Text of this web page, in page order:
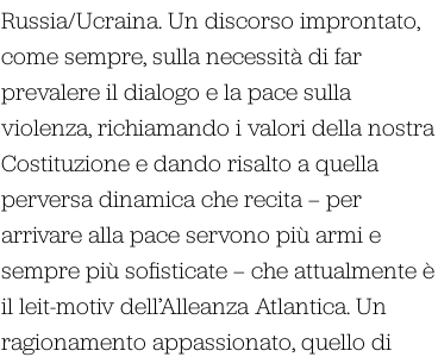
Russia/Ucraina. Un discorso improntato,
come sempre, sulla necessità di far
prevalere il dialogo e la pace sulla
violenza, richiamando i valori della nostra
Costituzione e dando risalto a quella
perversa dinamica che recita – per
arrivare alla pace servono più armi e
sempre più sofisticate – che attualmente è
il leit-motiv dell’Alleanza Atlantica. Un
ragionamento appassionato, quello di